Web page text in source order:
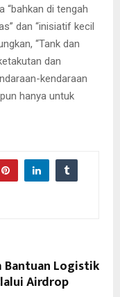
“bahkan di tengah
dan “inisiatif kecil
“Tank dan
dan
kendaraan
hanya untuk
Bantuan Logistik
Airdrop